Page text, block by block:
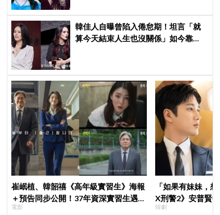
韓佳人自曝曾陷入倦怠期！坦言「就
算今天結束人生也沒關係」如今靠
崔岷植、韓韶禧《高年級實習生》海報
＋預告同步公開！37年資深實習生遇上
美女CEO
電影
「如果有妹妹，
X刑警2》安普賢
哥哥們都認證的
韓劇